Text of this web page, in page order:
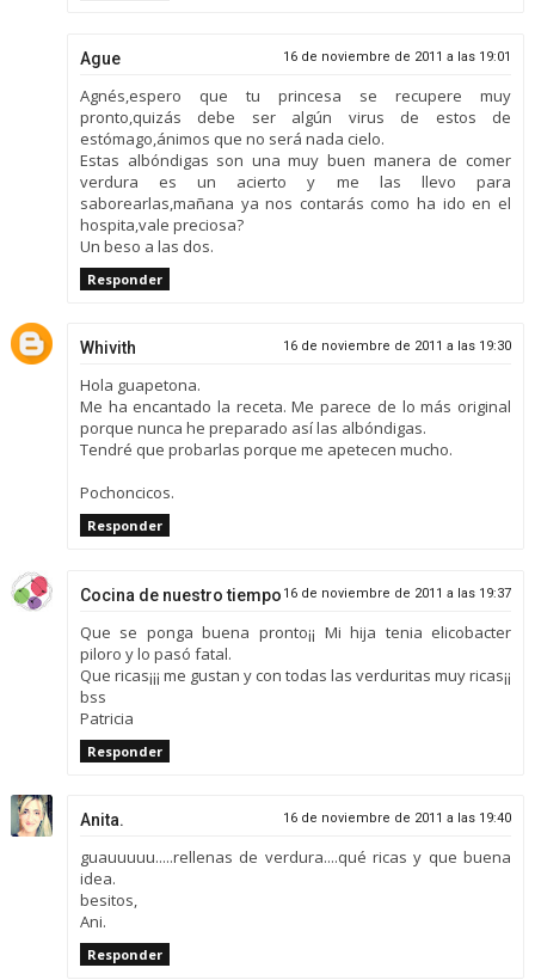
Ague 16 de noviembre de 2011 a las 19:01
Agnés,espero que tu princesa se recupere muy
pronto,quizás debe ser algún virus de estos de
estómago,ánimos que no será nada cielo.
Estas albóndigas son una muy buen manera de comer
verdura es un acierto y me las llevo para
saborearlas,mañana ya nos contarás como ha ido en el
hospita,vale preciosa?
Un beso a las dos.
Responder
Whivith 16 de noviembre de 2011 a las 19:30
Hola guapetona.
Me ha encantado la receta. Me parece de lo más original
porque nunca he preparado así las albóndigas.
Tendré que probarlas porque me apetecen mucho.
Pochoncicos.
Responder
Cocina de nuestro tiempo 16 de noviembre de 2011 a las 19:37
Que se ponga buena pronto¡¡ Mi hija tenia elicobacter
piloro y lo pasó fatal.
Que ricas¡¡¡ me gustan y con todas las verduritas muy ricas¡¡
bss
Patricia
Responder
Anita. 16 de noviembre de 2011 a las 19:40
guauuuuu.....rellenas de verdura....qué ricas y que buena
idea.
besitos,
Ani.
Responder